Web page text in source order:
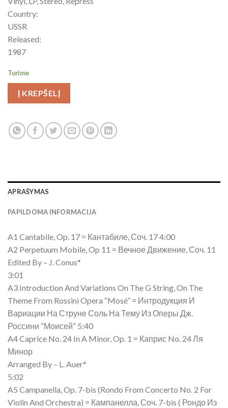
Country:
USSR
Released:
1987
Turime
Į KREPŠELĮ
APRAŠYMAS
PAPILDOMA INFORMACIJA
A1 Cantabile, Op. 17 = Кантабиле, Соч. 17 4:00
A2 Perpetuum Mobile, Op 11 = Вечное Движение, Соч. 11
Edited By – J. Conus*
3:01
A3 Introduction And Variations On The G String, On The
Theme From Rossini Opera “Mosé” = Интродукция И
Вариации На Струне Соль На Тему Из Оперы Дж.
Россини “Моисей” 5:40
A4 Caprice No. 24 In A Minor, Op. 1 = Каприс No. 24 Ля
Минор
Arranged By – L. Auer*
5:02
A5 Campanella, Op. 7-bis (Rondo From Concerto No. 2 For
Violin And Orchestra) = Кампанелла, Соч. 7-bis ( Рондо Из